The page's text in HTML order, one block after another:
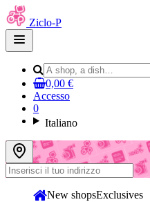
Ziclo-P
Open
main
0,00 €
Accesso
0
Italiano
New shopsExclusives